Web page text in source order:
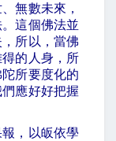
無數未來，
這個佛法並
所以，當佛
的人身，所
所要度化的
應好好把握
，以皈依學